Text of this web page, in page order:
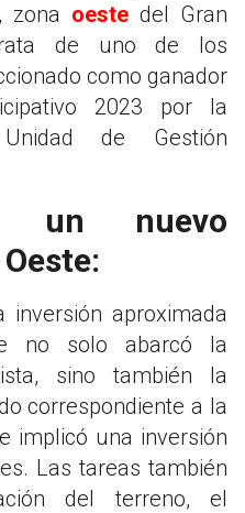
zona oeste del Gran
de uno de los
como ganador
2023 por la
de Gestión
un nuevo
aproximada
no solo abarcó la
sino también la
correspondiente a la
implicó una inversión
Las tareas también
del terreno, el